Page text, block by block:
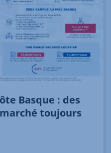
Basque : des
toujours